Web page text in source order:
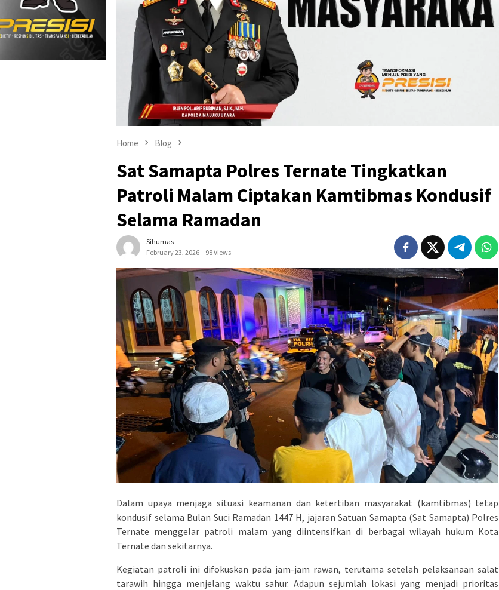
Home Blog
Sat Samapta Polres Ternate Tingkatkan
Patroli Malam Ciptakan Kamtibmas Kondusif
Selama Ramadan
Sihumas
February 23, 2026
98 Views
Dalam upaya menjaga situasi keamanan dan ketertiban masyarakat (kamtibmas) tetap
kondusif selama Bulan Suci Ramadan 1447 H, jajaran Satuan Samapta (Sat Samapta) Polres
Ternate menggelar patroli malam yang diintensifkan di berbagai wilayah hukum Kota
Ternate dan sekitarnya.
Kegiatan patroli ini difokuskan pada jam-jam rawan, terutama setelah pelaksanaan salat
tarawih hingga menjelang waktu sahur. Adapun sejumlah lokasi yang menjadi prioritas